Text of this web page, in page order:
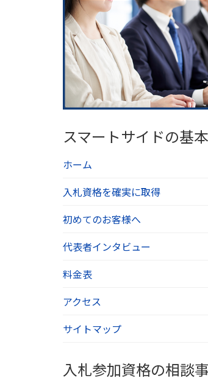
スマートサイドの基
ホーム
入札資格を確実に取得
初めてのお客様へ
代表者インタビュー
料金表
アクセス
サイトマップ
入札参加資格の相談